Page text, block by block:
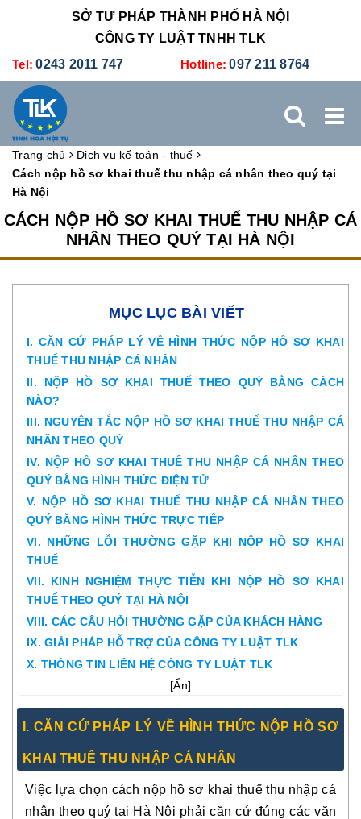
SỞ TƯ PHÁP THÀNH PHỐ HÀ NỘI
CÔNG TY LUẬT TNHH TLK
Tel: 0243 2011 747 Hotline: 097 211 8764
DỊCH VỤ KẾ TOÁN - THUẾ XÚC TIẾN THƯƠNG MẠI
Trang chủ
Dịch vụ kế toán - thuế
Cách nộp hồ sơ khai thuế thu nhập cá nhân theo quý tại
Hà Nội
CÁCH NỘP HỒ SƠ KHAI THUẾ THU NHẬP CÁ
NHÂN THEO QUÝ TẠI HÀ NỘI
MỤC LỤC BÀI VIẾT
I. CĂN CỨ PHÁP LÝ VỀ HÌNH THỨC NỘP HỒ SƠ KHAI
THUẾ THU NHẬP CÁ NHÂN
II. NỘP HỒ SƠ KHAI THUẾ THEO QUÝ BẰNG CÁCH
NÀO?
III. NGUYÊN TẮC NỘP HỒ SƠ KHAI THUẾ THU NHẬP CÁ
NHÂN THEO QUÝ
IV. NỘP HỒ SƠ KHAI THUẾ THU NHẬP CÁ NHÂN THEO
QUÝ BẰNG HÌNH THỨC ĐIỆN TỬ
V. NỘP HỒ SƠ KHAI THUẾ THU NHẬP CÁ NHÂN THEO
QUÝ BẰNG HÌNH THỨC TRỰC TIẾP
VI. NHỮNG LỖI THƯỜNG GẶP KHI NỘP HỒ SƠ KHAI
THUẾ
VII. KINH NGHIỆM THỰC TIỄN KHI NỘP HỒ SƠ KHAI
THUẾ THEO QUÝ TẠI HÀ NỘI
VIII. CÁC CÂU HỎI THƯỜNG GẶP CỦA KHÁCH HÀNG
IX. GIẢI PHÁP HỖ TRỢ CỦA CÔNG TY LUẬT TLK
X. THÔNG TIN LIÊN HỆ CÔNG TY LUẬT TLK
[Ẩn]
I. CĂN CỨ PHÁP LÝ VỀ HÌNH THỨC NỘP HỒ SƠ
KHAI THUẾ THU NHẬP CÁ NHÂN
Việc lựa chọn cách nộp hồ sơ khai thuế thu nhập cá
nhân theo quý tại Hà Nội phải căn cứ đúng các văn